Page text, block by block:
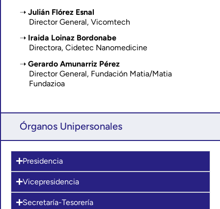
Julián Flórez Esnal
Director General, Vicomtech
Iraida Loinaz Bordonabe
Directora, Cidetec Nanomedicine
Gerardo Amunarriz Pérez
Director General, Fundación Matia/Matia
Fundazioa
Órganos Unipersonales
Presidencia
Vicepresidencia
Secretaría-Tesorería